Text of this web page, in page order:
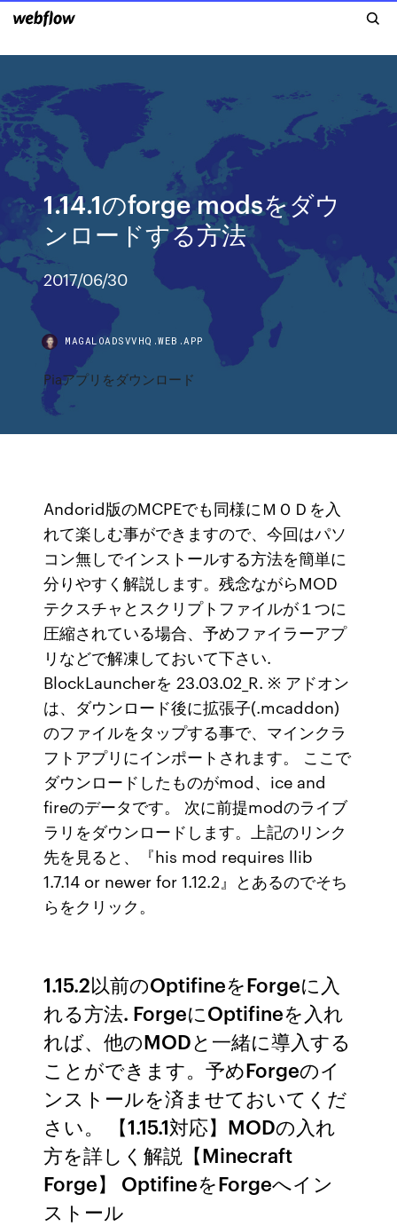
1.14.1のforge modsをダウ
ンロードする方法
2017/06/30
MAGALOADSVVHQ.WEB.APP
Piaアプリをダウンロード
Andorid版のMCPEでも同様にＭＯＤを入
れて楽しむ事ができますので、今回はパソ
コン無しでインストールする方法を簡単に
分りやすく解説します。残念ながらMOD
テクスチャとスクリプトファイルが１つに
圧縮されている場合、予めファイラーアプ
リなどで解凍しておいて下さい.
BlockLauncherを 23.03.02_R. ※ アドオン
は、ダウンロード後に拡張子(.mcaddon)
のファイルをタップする事で、マインクラ
フトアプリにインポートされます。 ここで
ダウンロードしたものがmod、ice and
fireのデータです。 次に前提modのライブ
ラリをダウンロードします。上記のリンク
先を見ると、『his mod requires llib
1.7.14 or newer for 1.12.2』とあるのでそち
らをクリック。
1.15.2以前のOptifineをForgeに入
れる方法. ForgeにOptifineを入れ
れば、他のMODと一緒に導入する
ことができます。予めForgeのイ
ンストールを済ませておいてくだ
さい。 【1.15.1対応】MODの入れ
方を詳しく解説【Minecraft
Forge】 OptifineをForgeへイン
ストール